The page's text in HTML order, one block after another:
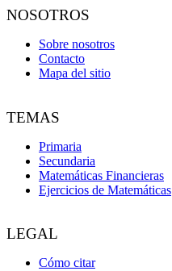
NOSOTROS
Sobre nosotros
Contacto
Mapa del sitio
TEMAS
Primaria
Secundaria
Matemáticas Financieras
Ejercicios de Matemáticas
LEGAL
Cómo citar